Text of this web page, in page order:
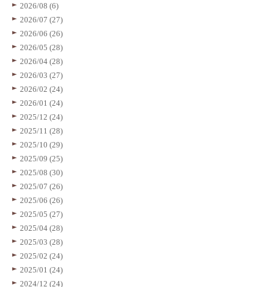
2026/08 (6)
2026/07 (27)
2026/06 (26)
2026/05 (28)
2026/04 (28)
2026/03 (27)
2026/02 (24)
2026/01 (24)
2025/12 (24)
2025/11 (28)
2025/10 (29)
2025/09 (25)
2025/08 (30)
2025/07 (26)
2025/06 (26)
2025/05 (27)
2025/04 (28)
2025/03 (28)
2025/02 (24)
2025/01 (24)
2024/12 (24)